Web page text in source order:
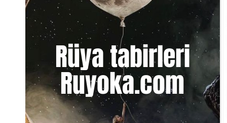
Rüya tabirleri
Ruyoka.com